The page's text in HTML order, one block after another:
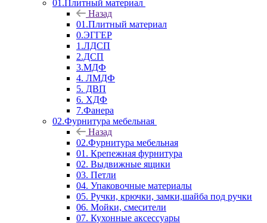
01.Плитный материал
Назад
01.Плитный материал
0.ЭГГЕР
1.ЛДСП
2.ДСП
3.МДФ
4. ЛМДФ
5. ДВП
6. ХДФ
7.Фанера
02.Фурнитура мебельная
Назад
02.Фурнитура мебельная
01. Крепежная фурнитура
02. Выдвижные ящики
03. Петли
04. Упаковочные материалы
05. Ручки, крючки, замки,шайба под ручки
06. Мойки, смесители
07. Кухонные аксессуары